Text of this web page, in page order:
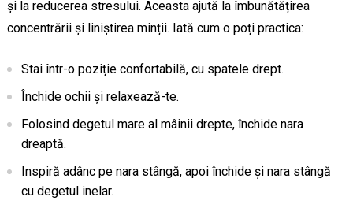
și la reducerea stresului. Aceasta ajută la îmbunătățirea
concentrării și liniștirea minții. Iată cum o poți practica:
Stai într-o poziție confortabilă, cu spatele drept.
Închide ochii și relaxează-te.
Folosind degetul mare al mâinii drepte, închide nara
dreaptă.
Inspiră adânc pe nara stângă, apoi închide și nara stângă
cu degetul inelar.